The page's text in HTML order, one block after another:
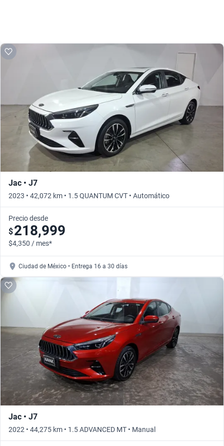
Jac • J7
2023 • 42,072 km • 1.5 QUANTUM CVT • Automático
Precio desde
$218,999
$4,350 / mes*
Ciudad de México • Entrega 16 a 30 días
Jac • J7
2022 • 44,275 km • 1.5 ADVANCED MT • Manual